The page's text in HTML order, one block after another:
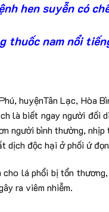
hen suyễn có
thuốc nam nổi
huyệnTân Lạc, Hòa
là biết ngay người đối
người bình thường,
độc hại ở phối ứ
lá phổi bị tổn
ra viêm nhiễm.